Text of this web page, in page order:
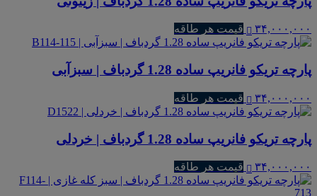
۳۴,۰۰۰,۰۰۰ قیمت هر طاقه
پارچه تریکو فانریپ ساده 1.28 گردباف | سبزآبی
۳۴,۰۰۰,۰۰۰ قیمت هر طاقه
پارچه تریکو فانریپ ساده 1.28 گردباف | خردلی
۳۴,۰۰۰,۰۰۰ قیمت هر طاقه